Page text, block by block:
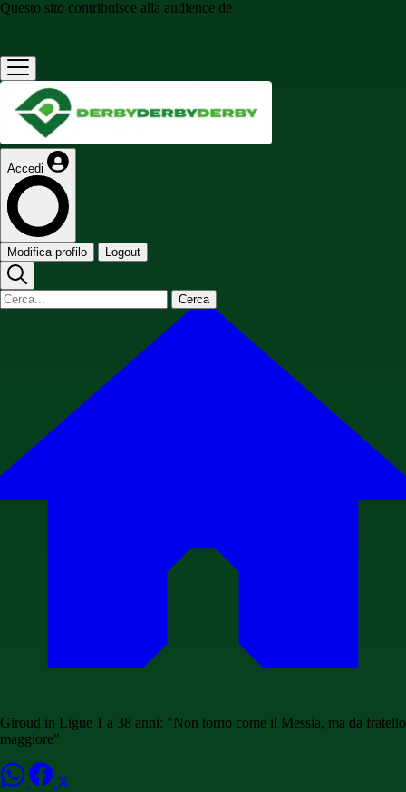
Questo sito contribuisce alla audience de
Accedi
Modifica profilo Logout
Cerca
Giroud in Ligue 1 a 38 anni: "Non torno come il Messia, ma da fratello
maggiore"